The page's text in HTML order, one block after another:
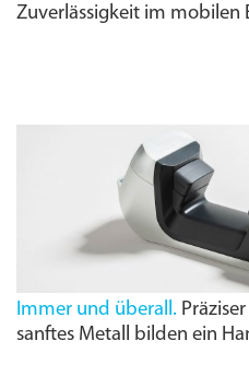
Zuverlässigkeit im mobilen
Immer und überall.
sanftes Metall bilden ein